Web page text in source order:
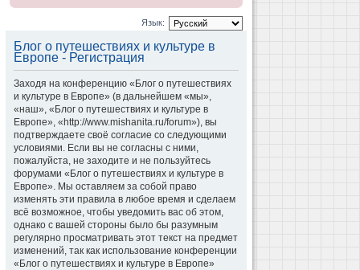
Язык:
Блог о путешествиях и культуре в
Европе - Регистрация
Заходя на конференцию «Блог о путешествиях
и культуре в Европе» (в дальнейшем «мы»,
«наш», «Блог о путешествиях и культуре в
Европе», «http://www.mishanita.ru/forum»), вы
подтверждаете своё согласие со следующими
условиями. Если вы не согласны с ними,
пожалуйста, не заходите и не пользуйтесь
форумами «Блог о путешествиях и культуре в
Европе». Мы оставляем за собой право
изменять эти правила в любое время и сделаем
всё возможное, чтобы уведомить вас об этом,
однако с вашей стороны было бы разумным
регулярно просматривать этот текст на предмет
изменений, так как использование конференции
«Блог о путешествиях и культуре в Европе»